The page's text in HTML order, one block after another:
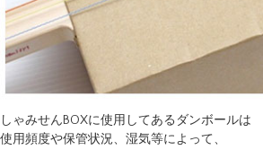
しゃみせんBOXに使用してあるダンボールは
使用頻度や保管状況、湿気等によって、